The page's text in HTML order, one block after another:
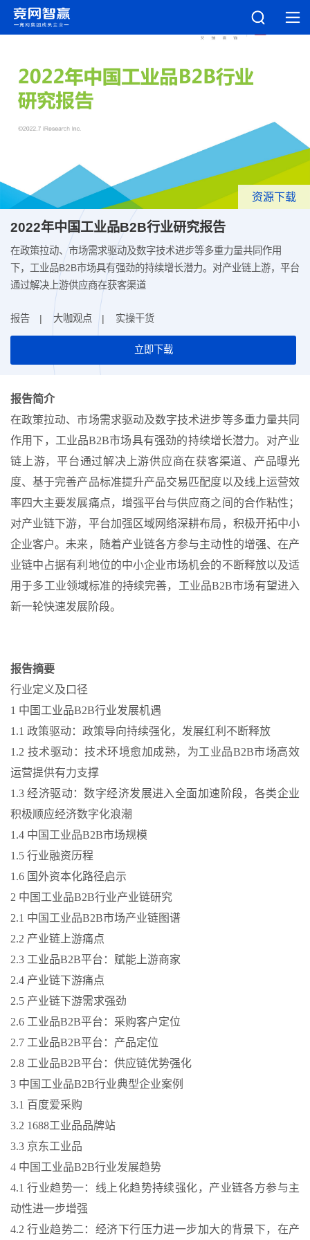
资源下载
2022年中国工业品B2B行业研究报告
在政策拉动、市场需求驱动及数字技术进步等多重力量共同作用
下，工业品B2B市场具有强劲的持续增长潜力。对产业链上游，平台
通过解决上游供应商在获客渠道
报告 大咖观点 实操干货
立即下载
报告简介
在政策拉动、市场需求驱动及数字技术进步等多重力量共同
作用下，工业品B2B市场具有强劲的持续增长潜力。对产业
链上游，平台通过解决上游供应商在获客渠道、产品曝光
度、基于完善产品标准提升产品交易匹配度以及线上运营效
率四大主要发展痛点，增强平台与供应商之间的合作粘性；
对产业链下游，平台加强区域网络深耕布局，积极开拓中小
企业客户。未来，随着产业链各方参与主动性的增强、在产
业链中占据有利地位的中小企业市场机会的不断释放以及适
用于多工业领域标准的持续完善，工业品B2B市场有望进入
新一轮快速发展阶段。
报告摘要
行业定义及口径
1 中国工业品B2B行业发展机遇
1.1 政策驱动：政策导向持续强化，发展红利不断释放
1.2 技术驱动：技术环境愈加成熟，为工业品B2B市场高效
运营提供有力支撑
1.3 经济驱动：数字经济发展进入全面加速阶段，各类企业
积极顺应经济数字化浪潮
1.4 中国工业品B2B市场规模
1.5 行业融资历程
1.6 国外资本化路径启示
2 中国工业品B2B行业产业链研究
2.1 中国工业品B2B市场产业链图谱
2.2 产业链上游痛点
2.3 工业品B2B平台：赋能上游商家
2.4 产业链下游痛点
2.5 产业链下游需求强劲
2.6 工业品B2B平台：采购客户定位
2.7 工业品B2B平台：产品定位
2.8 工业品B2B平台：供应链优势强化
3 中国工业品B2B行业典型企业案例
3.1 百度爱采购
3.2 1688工业品品牌站
3.3 京东工业品
4 中国工业品B2B行业发展趋势
4.1 行业趋势一：线上化趋势持续强化，产业链各方参与主
动性进一步增强
4.2 行业趋势二：经济下行压力进一步加大的背景下，在产